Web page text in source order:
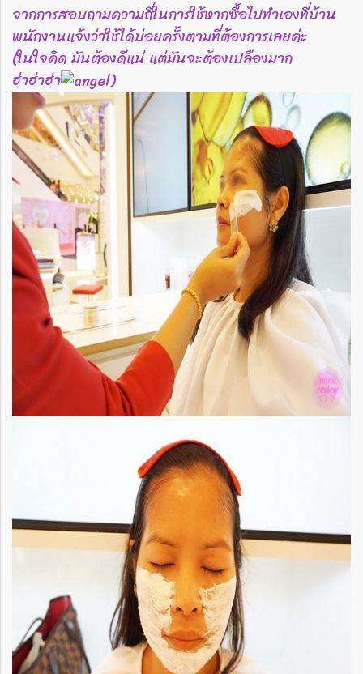
จากการสอบถามความถี่ในการใช้หากซื้อไปทำเองที่บ้าน
พนักงานแจ้งว่าใช้ได้บ่อยครั้งตามที่ต้องการเลยค่ะ
(ในใจคิด มันต้องดีแน่ แต่มันจะต้องเปลืองมาก
ฮ่าฮ่าฮ่า
)